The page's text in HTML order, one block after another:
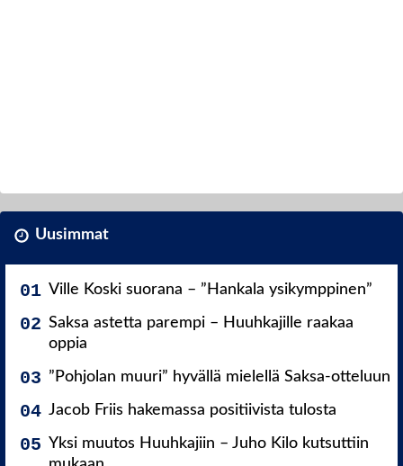
Uusimmat
Ville Koski suorana – ”Hankala ysikymppinen”
Saksa astetta parempi – Huuhkajille raakaa
oppia
”Pohjolan muuri” hyvällä mielellä Saksa-otteluun
Jacob Friis hakemassa positiivista tulosta
Yksi muutos Huuhkajiin – Juho Kilo kutsuttiin